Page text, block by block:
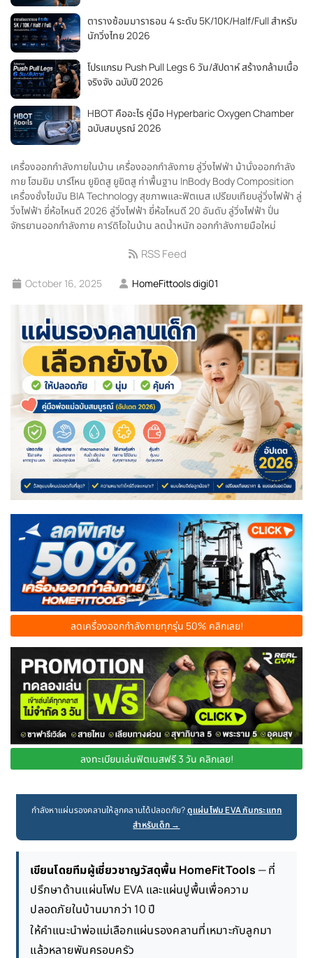
October 16, 2025 HomeFittools digi01
ลดเครื่องออกกำลังกายทุกรุ่น 50% คลิกเลย!
ลงทะเบียนเล่นฟิตเนสฟรี 3 วัน คลิกเลย!
กำลังหาแผ่นรองคลานให้ลูกคลานได้ปลอดภัย?ดูแผ่นโฟม EVA กันกระแทก
สำหรับเด็ก →
เขียนโดยทีมผู้เชี่ยวชาญวัสดุพื้น HomeFitTools — ที่
ปรึกษาด้านแผ่นโฟม EVA และแผ่นปูพื้นเพื่อความ
ปลอดภัยในบ้านมากว่า 10 ปี
ให้คำแนะนำพ่อแม่เลือกแผ่นรองคลานที่เหมาะกับลูกมา
แล้วหลายพันครอบครัว
ตารางซ้อมมาราธอน 4 ระดับ 5K/10K/Half/Full สำหรับ
นักวิ่งไทย 2026
โปรแกรม Push Pull Legs 6 วัน/สัปดาห์ สร้างกล้ามเนื้อ
จริงจัง ฉบับปี 2026
HBOT คืออะไร คู่มือ Hyperbaric Oxygen Chamber
ฉบับสมบูรณ์ 2026
เครื่องออกกำลังกายในบ้าน เครื่องออกกำลังกายลู่วิ่งไฟฟ่า ม้านั่งออกกำลัง
กายโฮมยิม บาร์โหน ยูยิตสู ยูยิตสู ท่าพื้นฐาน InBody Body Composition
เครื่องชั่งไขมัน BIA Technologyสุขภาพและฟิตเนส เปรียบเทียบลู่วิ่งไฟฟ้า ลู่
วิ่งไฟฟ้า ยี่ห้อไหนดี 2026 ลู่วิ่งไฟฟ้า ยี่ห้อไหนดี 20 อันดับ ลู่วิ่งไฟฟ้า ปั่น
จักรยานออกกำลังกาย คาร์ดิโอในบ้าน ลดน้ำหนัก ออกกำลังกายมือใหม่
RSS Feed